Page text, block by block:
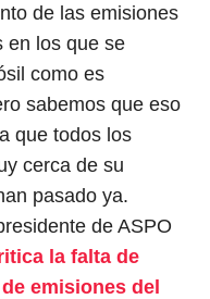
de las emisiones
en los que se
como es
sabemos que eso
que todos los
cerca de su
pasado ya.
de ASPO
la falta de
emisiones del